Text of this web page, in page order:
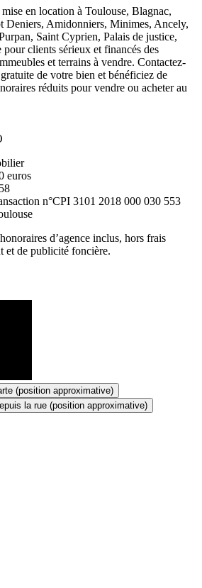
en location à Toulouse, Blagnac,
Deniers, Amidonniers, Minimes, Ancely,
Saint Cyprien, Palais de justice,
clients sérieux et financés des
et terrains à vendre. Contactez-
de votre bien et bénéficiez de
réduits pour vendre ou acheter au
euros
n°CPI 3101 2018 000 030 553
d’agence inclus, hors frais
et de publicité foncière.
(position approximative)
la rue (position approximative)